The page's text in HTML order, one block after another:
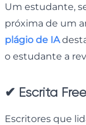
Um estudante,
próxima de um
plágio de IA
o estudante a
✔ Escrita
Escritores que